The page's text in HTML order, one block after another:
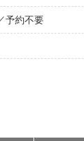
予約不要